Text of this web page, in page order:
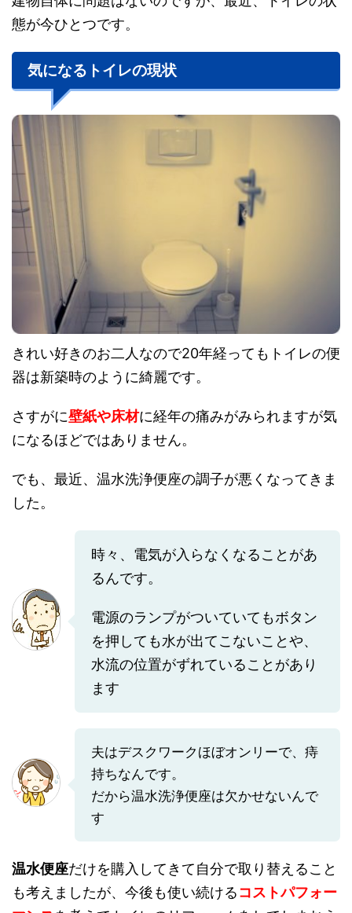
態が今ひとつです。
気になるトイレの現状
きれい好きのお二人なので20年経ってもトイレの便
器は新築時のように綺麗です。
さすがに壁紙や床材に経年の痛みがみられますが気
になるほどではありません。
でも、最近、温水洗浄便座の調子が悪くなってきま
した。
時々、電気が入らなくなることがあ
るんです。
電源のランプがついていてもボタン
を押しても水が出てこないことや、
水流の位置がずれていることがあり
ます
夫はデスクワークほぼオンリーで、痔
持ちなんです。
だから温水洗浄便座は欠かせないんで
す
温水便座だけを購入してきて自分で取り替えること
も考えましたが、今後も使い続けるコストパフォー